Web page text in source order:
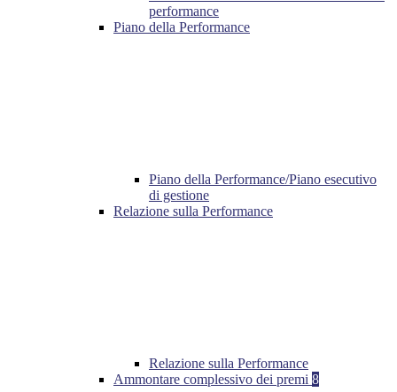
performance
Piano della Performance
Piano della Performance/Piano esecutivo
di gestione
Relazione sulla Performance
Relazione sulla Performance
Ammontare complessivo dei premi 8